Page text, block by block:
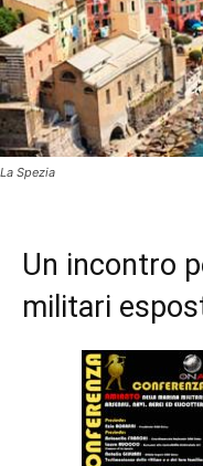
La Spezia
Un incontro
militari